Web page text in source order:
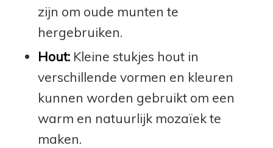
zijn om oude munten te
hergebruiken.
Hout:Kleine stukjes hout in
verschillende vormen en kleuren
kunnen worden gebruikt om een
warm en natuurlijk mozaïek te
maken.